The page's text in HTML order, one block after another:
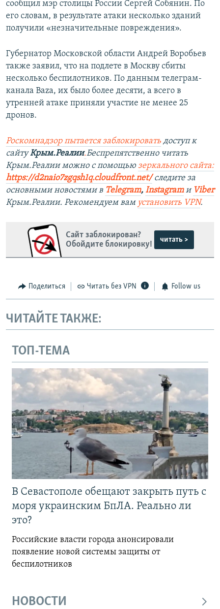
сообщил мэр столицы России Сергей Собянин. По
его словам, в результате атаки несколько зданий
получили «незначительные повреждения».
Губернатор Московской области Андрей Воробьев
также заявил, что на подлете в Москву сбиты
несколько беспилотников. По данным телеграм-
канала Baza, их было более десяти, а всего в
утренней атаке приняли участие не менее 25
дронов.
Роскомнадзор пытается заблокировать доступ к
сайтуКрым.Реалии.Беспрепятственно читать
Крым.Реалии можно с помощью зеркального сайта:
https://d2naio7zgqsh1q.cloudfront.net/ следите за
основными новостями в Telegram, Instagramи Viber
Крым.Реалии. Рекомендуем вам установить VPN.
Сайт заблокирован?
Обойдите блокировку!
читать >
Поделиться Читать без VPN Follow us
ЧИТАЙТЕ ТАКЖЕ:
ТОП-ТЕМА
В Севастополе обещают закрыть путь с
моря украинским БпЛА. Реально ли
это?
Российские власти города анонсировали
появление новой системы защиты от
беспилотников
НОВОСТИ